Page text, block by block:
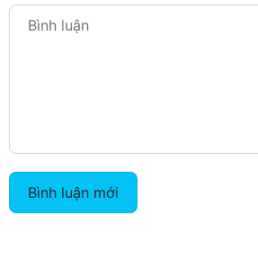
Bình luận mới